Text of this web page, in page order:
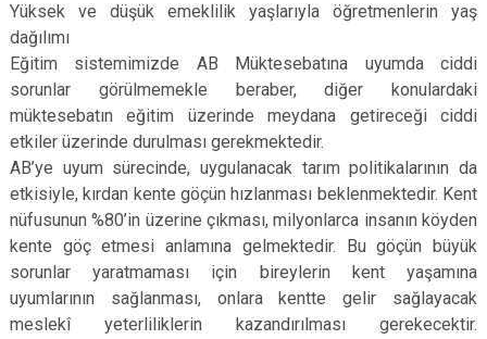
Yüksek ve düşük emeklilik yaşlarıyla öğretmenlerin yaş
dağılımı
Eğitim sistemimizde AB Müktesebatına uyumda ciddi
sorunlar görülmemekle beraber, diğer konulardaki
müktesebatın eğitim üzerinde meydana getireceği ciddi
etkiler üzerinde durulması gerekmektedir.
AB’ye uyum sürecinde, uygulanacak tarım politikalarının da
etkisiyle, kırdan kente göçün hızlanması beklenmektedir. Kent
nüfusunun %80’in üzerine çıkması, milyonlarca insanın köyden
kente göç etmesi anlamına gelmektedir. Bu göçün büyük
sorunlar yaratmaması için bireylerin kent yaşamına
uyumlarının sağlanması, onlara kentte gelir sağlayacak
meslekî yeterliliklerin kazandırılması gerekecektir.